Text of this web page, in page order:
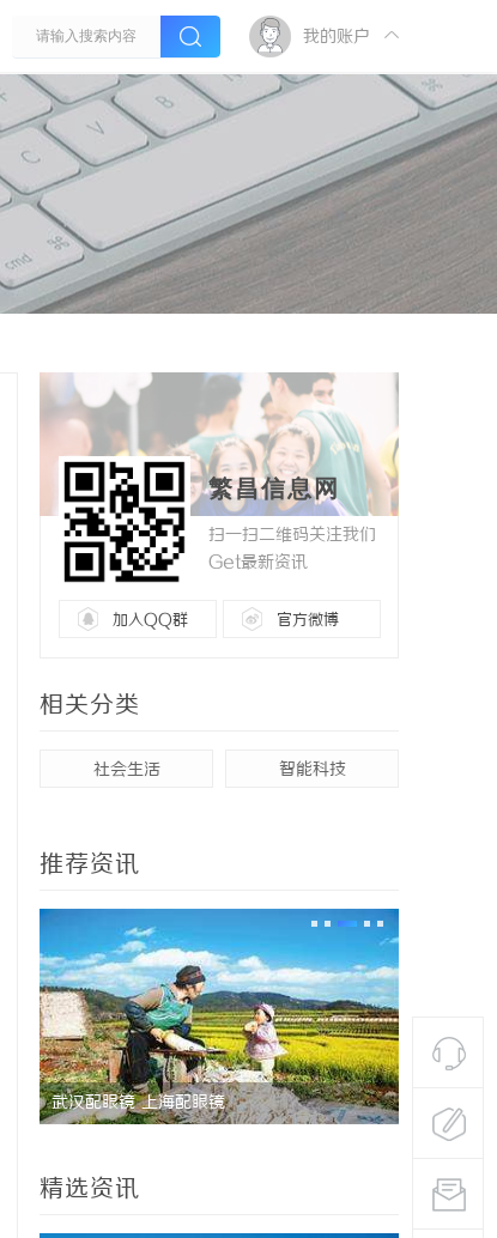
我的账户
繁昌信息网
扫一扫二维码关注我们
Get最新资讯
加入QQ群 官方微博
相关分类
社会生活 智能科技
推荐资讯
武汉配眼镜 上海配眼镜 深入解析
应用
精选资讯